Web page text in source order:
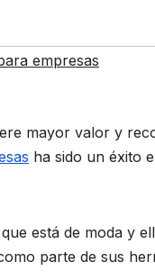
empresas
mayor valor y
ha sido un éxito
está de moda y
parte de sus